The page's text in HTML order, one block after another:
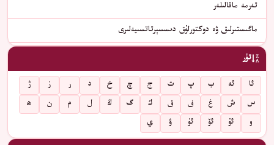
تەرمە ماقالىلەر
ماگىستىرلىق ۋە دوكتورلۇق دىسسېرتاتسىيەلىرى
تۈر
ئا ئە ب پ ت ج چ خ د ر ز
ژ
س
ش غ ف ق ك گ ڭ ل م ن
ھ
و
ئۇ ئۆ ئۈ ۋ ي